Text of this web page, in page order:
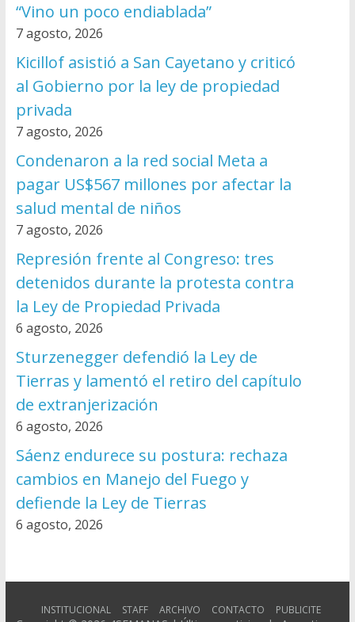
“Vino un poco endiablada”
7 agosto, 2026
Kicillof asistió a San Cayetano y criticó
al Gobierno por la ley de propiedad
privada
7 agosto, 2026
Condenaron a la red social Meta a
pagar US$567 millones por afectar la
salud mental de niños
7 agosto, 2026
Represión frente al Congreso: tres
detenidos durante la protesta contra
la Ley de Propiedad Privada
6 agosto, 2026
Sturzenegger defendió la Ley de
Tierras y lamentó el retiro del capítulo
de extranjerización
6 agosto, 2026
Sáenz endurece su postura: rechaza
cambios en Manejo del Fuego y
defiende la Ley de Tierras
6 agosto, 2026
INSTITUCIONAL STAFF ARCHIVO CONTACTO PUBLICITE